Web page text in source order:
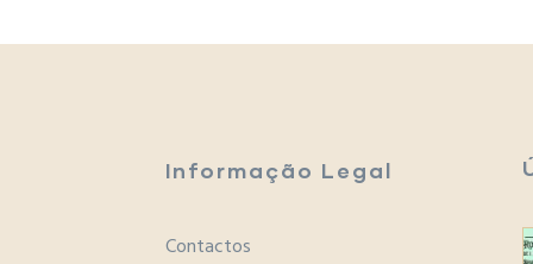
Informação Legal
Contactos